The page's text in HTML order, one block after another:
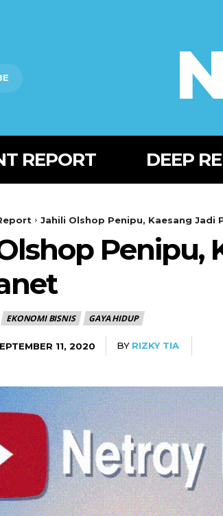
REPORT DEEP
Jahili Olshop Penipu, Kaesang Jadi
Penipu,
EKONOMI BISNIS GAYA HIDUP
11, 2020 BY RIZKY TIA